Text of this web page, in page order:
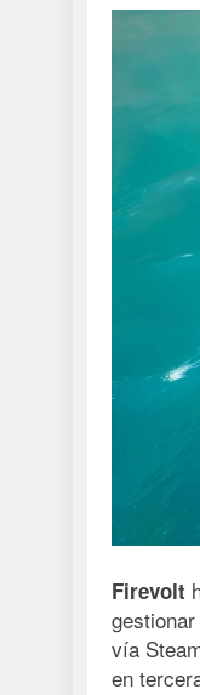
Firevolt
vía
en